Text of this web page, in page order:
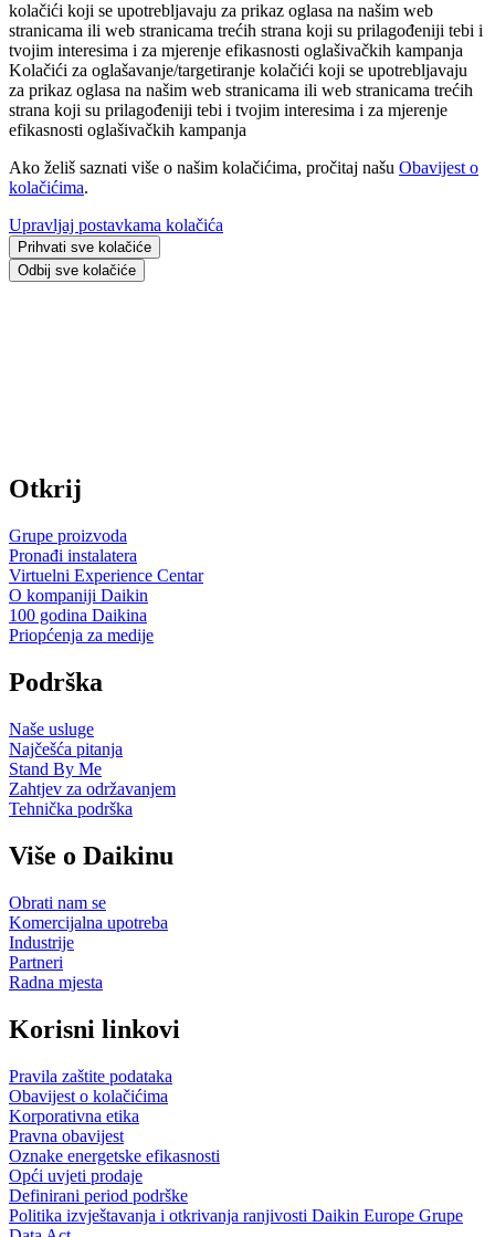
kolačići koji se upotrebljavaju za prikaz oglasa na našim web
stranicama ili web stranicama trećih strana koji su prilagođeniji tebi i
tvojim interesima i za mjerenje efikasnosti oglašivačkih kampanja
Kolačići za oglašavanje/targetiranje kolačići koji se upotrebljavaju
za prikaz oglasa na našim web stranicama ili web stranicama trećih
strana koji su prilagođeniji tebi i tvojim interesima i za mjerenje
efikasnosti oglašivačkih kampanja
Ako želiš saznati više o našim kolačićima, pročitaj našu Obavijest o
kolačićima.
Upravljaj postavkama kolačića
Prihvati sve kolačiće
Odbij sve kolačiće
Otkrij
Grupe proizvoda
Pronađi instalatera
Virtuelni Experience Centar
O kompaniji Daikin
100 godina Daikina
Priopćenja za medije
Podrška
Naše usluge
Najčešća pitanja
Stand By Me
Zahtjev za održavanjem
Tehnička podrška
Više o Daikinu
Obrati nam se
Komercijalna upotreba
Industrije
Partneri
Radna mjesta
Korisni linkovi
Pravila zaštite podataka
Obavijest o kolačićima
Korporativna etika
Pravna obavijest
Oznake energetske efikasnosti
Opći uvjeti prodaje
Definirani period podrške
Politika izvještavanja i otkrivanja ranjivosti Daikin Europe Grupe